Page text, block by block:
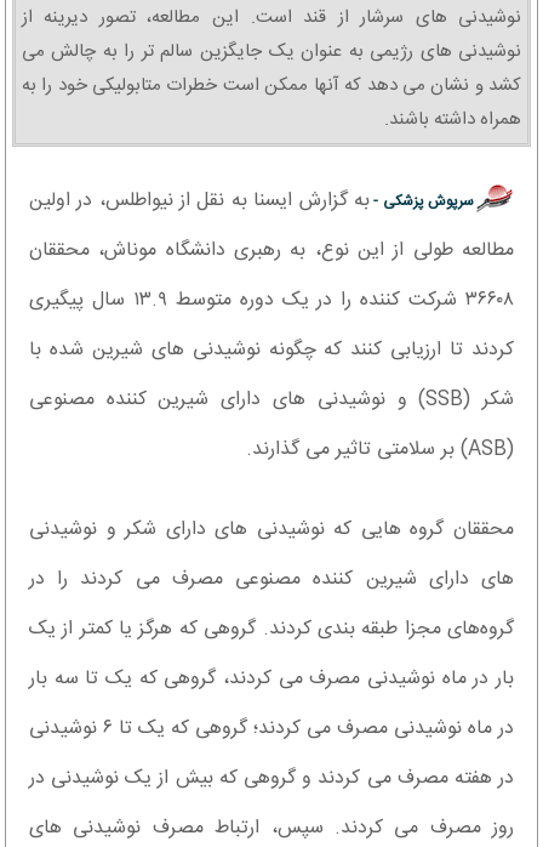
نوشیدنی های سرشار از قند است. این مطالعه، تصور دیرینه از
نوشیدنی های رژیمی به عنوان یک جایگزین سالم تر را به چالش می
کشد و نشان می دهد که آنها ممکن است خطرات متابولیکی خود را به
همراه داشته باشند.
سرپوش پزشکی -به گزارش ایسنا به نقل از نیواطلس، در اولین
مطالعه طولی از این نوع، به رهبری دانشگاه موناش، محققان
۳۶۶۰۸ شرکت کننده را در یک دوره متوسط ۱۳.۹ سال پیگیری
کردند تا ارزیابی کنند که چگونه نوشیدنی های شیرین شده با
شکر (SSB) و نوشیدنی های دارای شیرین کننده مصنوعی
(ASB) بر سلامتی تاثیر می گذارند.
محققان گروه هایی که نوشیدنی های دارای شکر و نوشیدنی
های دارای شیرین کننده مصنوعی مصرف می کردند را در
گروه‌های مجزا طبقه بندی کردند. گروهی که هرگز یا کمتر از یک
بار در ماه نوشیدنی مصرف می کردند، گروهی که یک تا سه بار
در ماه نوشیدنی مصرف می کردند؛ گروهی که یک تا ۶ نوشیدنی
در هفته مصرف می کردند و گروهی که بیش از یک نوشیدنی در
روز مصرف می کردند. سپس، ارتباط مصرف نوشیدنی های